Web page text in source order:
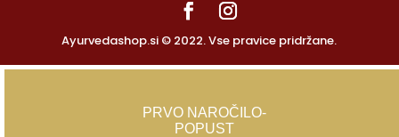
Ayurvedashop.si © 2022. Vse pravice pridržane.
PRVO NAROČILO-
POPUST